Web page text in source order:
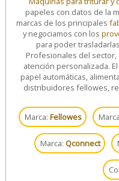
papeles con datos de la
marcas de los principales
y negociamos con los
para poder
Profesionales del sector,
atención personalizada.
papel automáticas,
distribuidores fellowes,
Marca: Fellowes
Marca: Qconnect